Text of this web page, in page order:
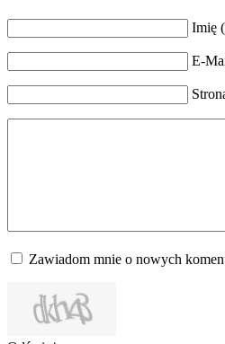
Imię
E-
Zawiadom mnie o nowych